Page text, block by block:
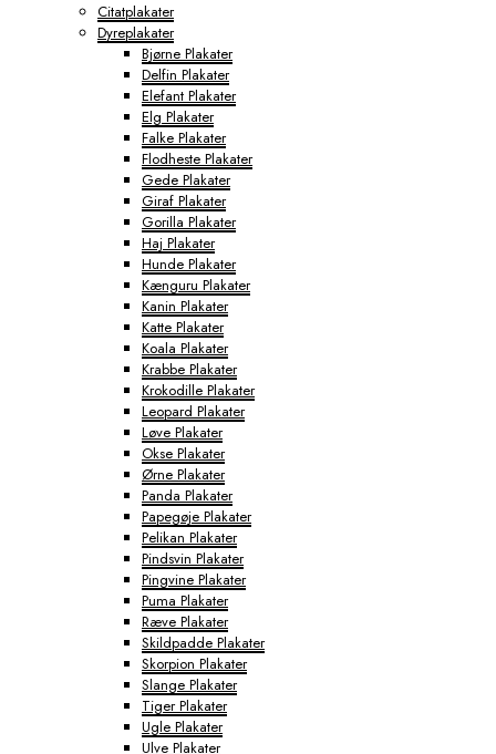
Citatplakater
Dyreplakater
Bjørne Plakater
Delfin Plakater
Elefant Plakater
Elg Plakater
Falke Plakater
Flodheste Plakater
Gede Plakater
Giraf Plakater
Gorilla Plakater
Haj Plakater
Hunde Plakater
Kænguru Plakater
Kanin Plakater
Katte Plakater
Koala Plakater
Krabbe Plakater
Krokodille Plakater
Leopard Plakater
Løve Plakater
Okse Plakater
Ørne Plakater
Panda Plakater
Papegøje Plakater
Pelikan Plakater
Pindsvin Plakater
Pingvine Plakater
Puma Plakater
Ræve Plakater
Skildpadde Plakater
Skorpion Plakater
Slange Plakater
Tiger Plakater
Ugle Plakater
Ulve Plakater